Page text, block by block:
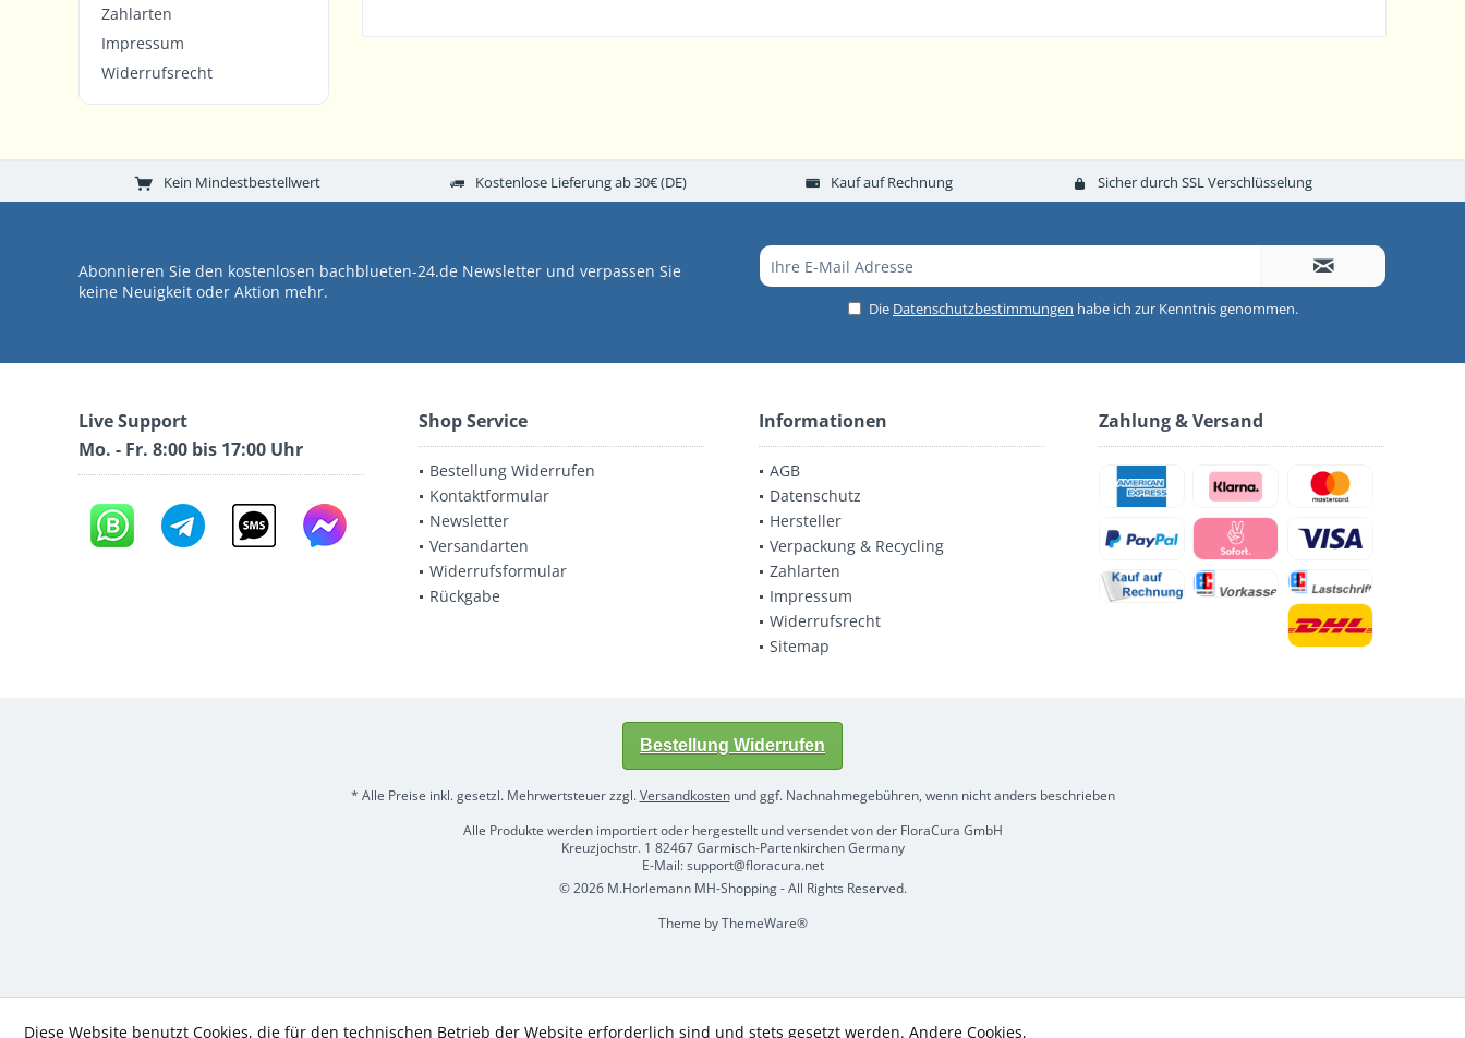
Zahlarten
Impressum
Widerrufsrecht
Kein Mindestbestellwert Kostenlose Lieferung ab 30€ (DE) Kauf auf Rechnung Sicher durch SSL Verschlüsselung
Abonnieren Sie den kostenlosen bachblueten-24.de Newsletter und verpassen Sie
keine Neuigkeit oder Aktion mehr.
Die Datenschutzbestimmungen habe ich zur Kenntnis genommen.
Live Support
Mo. - Fr. 8:00 bis 17:00 Uhr
Shop Service
Bestellung Widerrufen
Kontaktformular
Newsletter
Versandarten
Widerrufsformular
Rückgabe
Informationen
AGB
Datenschutz
Hersteller
Verpackung & Recycling
Zahlarten
Impressum
Widerrufsrecht
Sitemap
Zahlung & Versand
Bestellung Widerrufen
* Alle Preise inkl. gesetzl. Mehrwertsteuer zzgl.Versandkostenund ggf. Nachnahmegebühren, wenn nicht anders beschrieben
Alle Produkte werden importiert oder hergestellt und versendet von der FloraCura GmbH
Kreuzjochstr. 1 82467 Garmisch-Partenkirchen Germany
E-Mail: support@floracura.net
© 2026 M.Horlemann MH-Shopping - All Rights Reserved.
Theme byThemeWare®
Diese Website benutzt Cookies, die für den technischen Betrieb der Website erforderlich sind und stets gesetzt werden. Andere Cookies,